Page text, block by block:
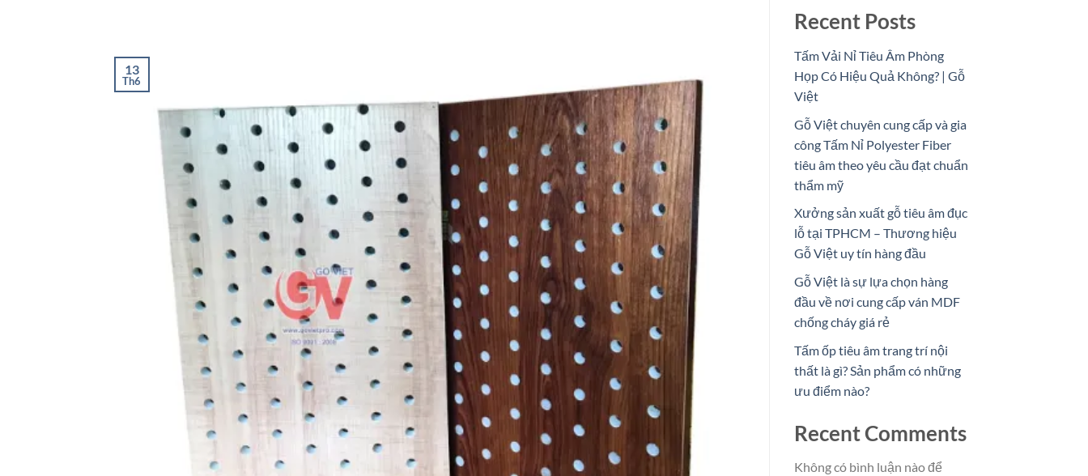
13
Th6
Recent Posts
Tấm Vải Nỉ Tiêu Âm Phòng
Họp Có Hiệu Quả Không? | Gỗ
Việt
Gỗ Việt chuyên cung cấp và gia
công Tấm Nỉ Polyester Fiber
tiêu âm theo yêu cầu đạt chuẩn
thẩm mỹ
Xưởng sản xuất gỗ tiêu âm đục
lỗ tại TPHCM – Thương hiệu
Gỗ Việt uy tín hàng đầu
Gỗ Việt là sự lựa chọn hàng
đầu về nơi cung cấp ván MDF
chống cháy giá rẻ
Tấm ốp tiêu âm trang trí nội
thất là gì? Sản phẩm có những
ưu điểm nào?
Recent Comments
Không có bình luận nào để